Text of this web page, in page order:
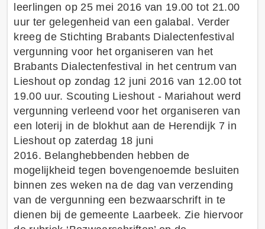
leerlingen op 25 mei 2016 van 19.00 tot 21.00
uur ter gelegenheid van een galabal. Verder
kreeg de Stichting Brabants Dialectenfestival
vergunning voor het organiseren van het
Brabants Dialectenfestival in het centrum van
Lieshout op zondag 12 juni 2016 van 12.00 tot
19.00 uur. Scouting Lieshout - Mariahout werd
vergunning verleend voor het organiseren van
een loterij in de blokhut aan de Herendijk 7 in
Lieshout op zaterdag 18 juni
2016. Belanghebbenden hebben de
mogelijkheid tegen bovengenoemde besluiten
binnen zes weken na de dag van verzending
van de vergunning een bezwaarschrift in te
dienen bij de gemeente Laarbeek. Zie hiervoor